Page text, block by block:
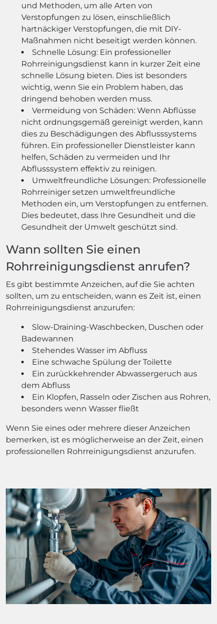
und Methoden, um alle Arten von
Verstopfungen zu lösen, einschließlich
hartnäckiger Verstopfungen, die mit DIY-
Maßnahmen nicht beseitigt werden können.
Schnelle Lösung: Ein professioneller
Rohrreinigungsdienst kann in kurzer Zeit eine
schnelle Lösung bieten. Dies ist besonders
wichtig, wenn Sie ein Problem haben, das
dringend behoben werden muss.
Vermeidung von Schäden: Wenn Abflüsse
nicht ordnungsgemäß gereinigt werden, kann
dies zu Beschädigungen des Abflusssystems
führen. Ein professioneller Dienstleister kann
helfen, Schäden zu vermeiden und Ihr
Abflusssystem effektiv zu reinigen.
Umweltfreundliche Lösungen: Professionelle
Rohrreiniger setzen umweltfreundliche
Methoden ein, um Verstopfungen zu entfernen.
Dies bedeutet, dass Ihre Gesundheit und die
Gesundheit der Umwelt geschützt sind.
Wann sollten Sie einen
Rohrreinigungsdienst anrufen?
Es gibt bestimmte Anzeichen, auf die Sie achten
sollten, um zu entscheiden, wann es Zeit ist, einen
Rohrreinigungsdienst anzurufen:
Slow-Draining-Waschbecken, Duschen oder
Badewannen
Stehendes Wasser im Abfluss
Eine schwache Spülung der Toilette
Ein zurückkehrender Abwassergeruch aus
dem Abfluss
Ein Klopfen, Rasseln oder Zischen aus Rohren,
besonders wenn Wasser fließt
Wenn Sie eines oder mehrere dieser Anzeichen
bemerken, ist es möglicherweise an der Zeit, einen
professionellen Rohrreinigungsdienst anzurufen.